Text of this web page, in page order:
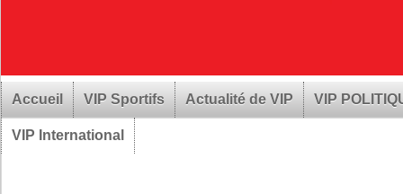
Accueil VIP Sportifs Actualité de VIP VIP
VIP International